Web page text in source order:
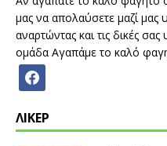
μας να απολαύσετε μαζί μας
αναρτώντας και τις δικές
ομάδα Αγαπάμε το καλό
ΛΙΚΕΡ